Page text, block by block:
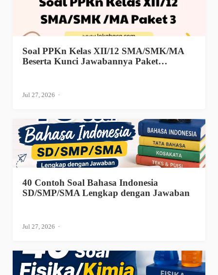
Soal PPKn Kelas XII/12 SMA/SMK/MA
Beserta Kunci Jawabannya Paket…
Jul 27, 2026
40 Contoh Soal Bahasa Indonesia
SD/SMP/SMA Lengkap dengan Jawaban
Jul 27, 2026